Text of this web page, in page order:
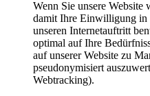
Wenn Sie unsere Website
damit Ihre Einwilligung in
unseren Internetauftritt
optimal auf Ihre
auf unserer Website zu
pseudonymisiert
Webtracking).